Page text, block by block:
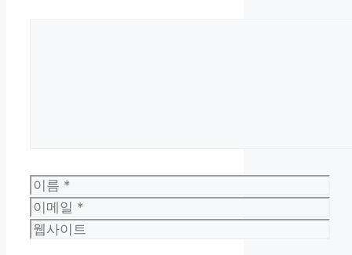
이
름
이
메
웹